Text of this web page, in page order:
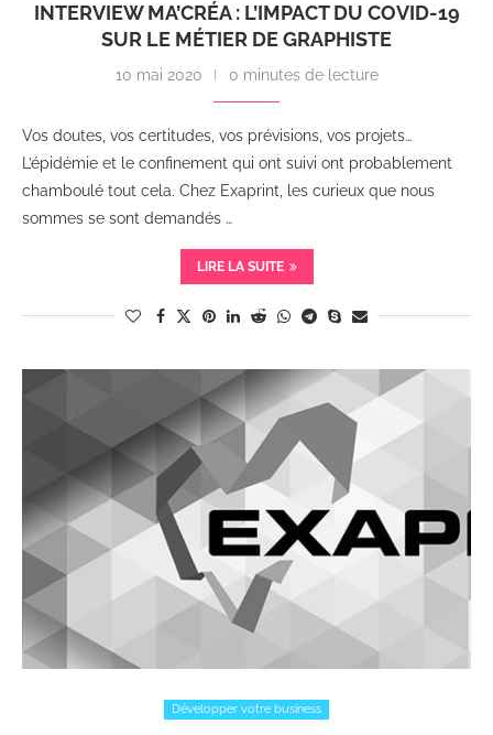
INTERVIEW MA’CRÉA : L’IMPACT DU COVID-19
SUR LE MÉTIER DE GRAPHISTE
10 mai 2020 0 minutes de lecture
Vos doutes, vos certitudes, vos prévisions, vos projets…
L’épidémie et le confinement qui ont suivi ont probablement
chamboulé tout cela. Chez Exaprint, les curieux que nous
sommes se sont demandés …
LIRE LA SUITE
Développer votre business